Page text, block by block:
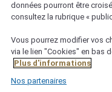
données pourront être
consultez la rubrique «
Vous pourrez modifier vos
via le lien "Cookies" en bas
Plus d'informations
Nos partenaires